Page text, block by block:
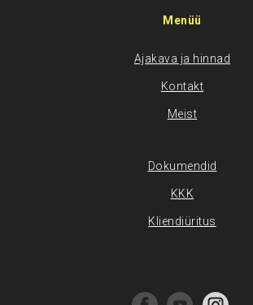
Menüü
Ajakava ja hinnad
Kontakt
Meist
Dokumendid
KKK
Kliendiüritus